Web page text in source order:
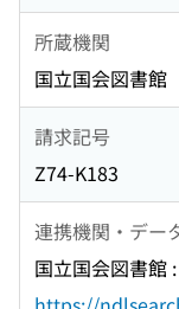
所蔵機関
国立国会図書館
請求記号
Z74-K183
連携機関・デー
国立国会図書館